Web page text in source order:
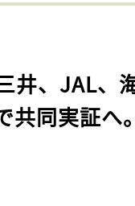
井、JAL、
共同実証へ